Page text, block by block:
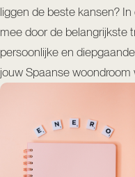
liggen de beste kansen?
mee door de belangrijkste
persoonlijke en
jouw Spaanse woondroom